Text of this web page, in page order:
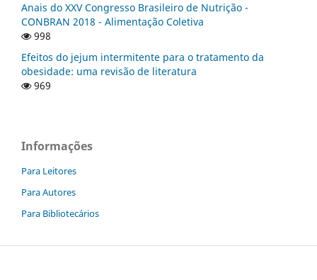
Anais do XXV Congresso Brasileiro de Nutrição -
CONBRAN 2018 - Alimentação Coletiva
998
Efeitos do jejum intermitente para o tratamento da
obesidade: uma revisão de literatura
969
Informações
Para Leitores
Para Autores
Para Bibliotecários